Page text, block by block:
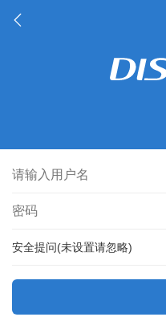
安全提问(未设置请忽略)